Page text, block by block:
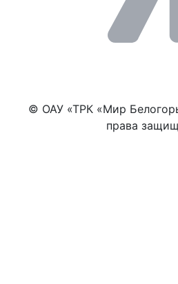
© ОАУ «ТРК «Мир
права